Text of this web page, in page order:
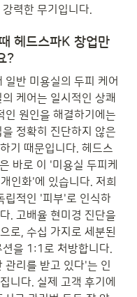
력한 무기입니다.
헤드스파K 창업만
?
일반 미용실의 두피 케어
케어는 일시적인 상쾌
인 원인을 해결하기에는
정확히 진단하지 않은
기 때문입니다. 헤드스
바로 이 '미용실 두피케
인화'에 있습니다. 저희
립적인 '피부'로 인식하
. 고배율 현미경 진단을
로, 수십 가지로 세분된
을 1:1로 처방합니다.
관리를 받고 있다'는 인
니다. 실제 고객 후기에